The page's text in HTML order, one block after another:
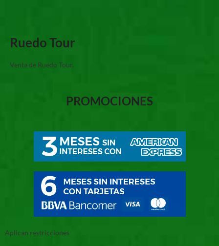
Ruedo Tour
Venta de Ruedo Tour.
PROMOCIONES
Aplican restricciones